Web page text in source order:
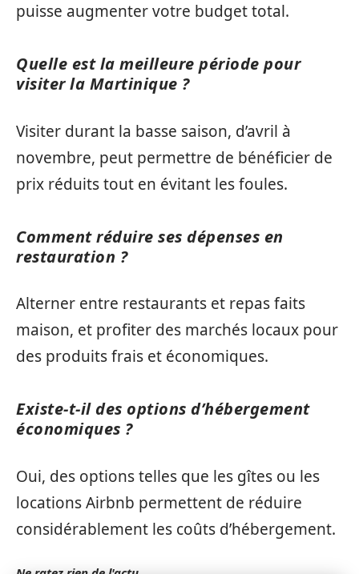
puisse augmenter votre budget total.
Quelle est la meilleure période pour
visiter la Martinique ?
Visiter durant la basse saison, d’avril à
novembre, peut permettre de bénéficier de
prix réduits tout en évitant les foules.
Comment réduire ses dépenses en
restauration ?
Alterner entre restaurants et repas faits
maison, et profiter des marchés locaux pour
des produits frais et économiques.
Existe-t-il des options d’hébergement
économiques ?
Oui, des options telles que les gîtes ou les
locations Airbnb permettent de réduire
considérablement les coûts d’hébergement.